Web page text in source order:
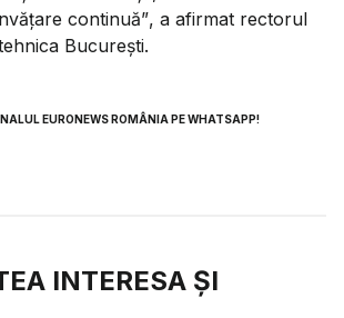
continuă”, a afirmat rectorul
București.
EURONEWS ROMÂNIA PE WHATSAPP!
INTERESA ȘI